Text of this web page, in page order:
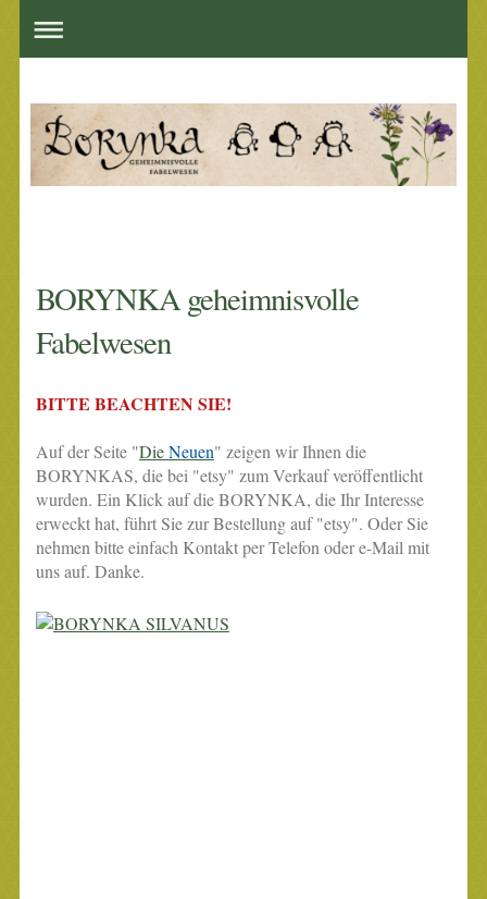
BORYNKA geheimnisvolle
Fabelwesen
BITTE BEACHTEN SIE!
Auf der Seite "DieNeuen" zeigen wir Ihnen die
BORYNKAS, die bei "etsy" zum Verkauf veröffentlicht
wurden. Ein Klick auf die BORYNKA, die Ihr Interesse
erweckt hat, führt Sie zur Bestellung auf "etsy". Oder Sie
nehmen bitte einfach Kontakt per Telefon oder e-Mail mit
uns auf. Danke.